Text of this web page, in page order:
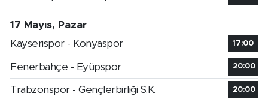
17 Mayıs, Pazar
Kayserispor - Konyaspor
17:00
Fenerbahçe - Eyüpspor 20:00
Trabzonspor - Gençlerbirliği S.K. 20:00